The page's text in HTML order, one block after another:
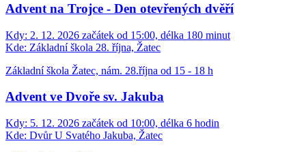
Advent na Trojce - Den otevřených dvěří
Kdy: 2. 12. 2026 začátek od 15:00, délka 180 minut
Kde: Základní škola 28. října, Žatec
Základní škola Žatec, nám. 28.října od 15 - 18 h
Advent ve Dvoře sv. Jakuba
Kdy: 5. 12. 2026 začátek od 10:00, délka 6 hodin
Kde: Dvůr U Svatého Jakuba, Žatec